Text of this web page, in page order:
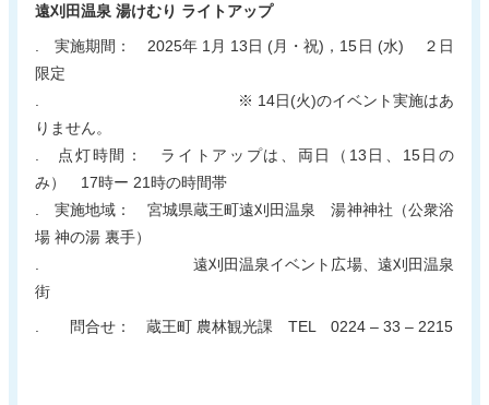
遠刈田温泉 湯けむり ライトアップ
. 実施期間： 2025年 1月 13日 (月・祝)，15日 (水) ２日
限定
. ※ 14日(火)のイベント実施はあ
りません。
. 点灯時間： ライトアップは、両日（13日、15日の
み） 17時ー 21時の時間帯
. 実施地域： 宮城県蔵王町遠刈田温泉 湯神神社（公衆浴
場 神の湯 裏手）
. 遠刈田温泉イベント広場、遠刈田温泉
街
. 問合せ： 蔵王町 農林観光課 TEL 0224 – 33 – 2215